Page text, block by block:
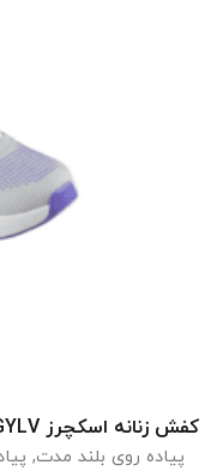
کفش زنانه اسکچرز GOrun Elevate – Nimbus 128348-GYLV
پیاده روی بلند مدت,